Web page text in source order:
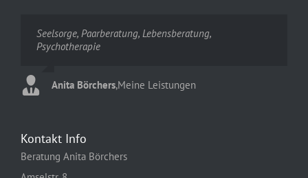
Seelsorge, Paarberatung, Lebensberatung,
Psychotherapie
Anita Börchers,Meine Leistungen
Kontakt Info
Beratung Anita Börchers